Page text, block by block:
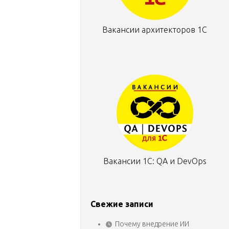
Вакансии архитекторов 1С
Вакансии 1С: QA и DevOps
Свежие записи
Почему внедрение ИИ